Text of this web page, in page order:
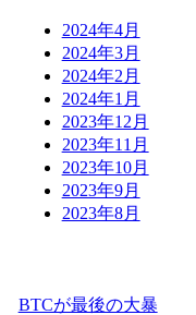
2024年4月
2024年3月
2024年2月
2024年1月
2023年12月
2023年11月
2023年10月
2023年9月
2023年8月
BTCが最後の大暴